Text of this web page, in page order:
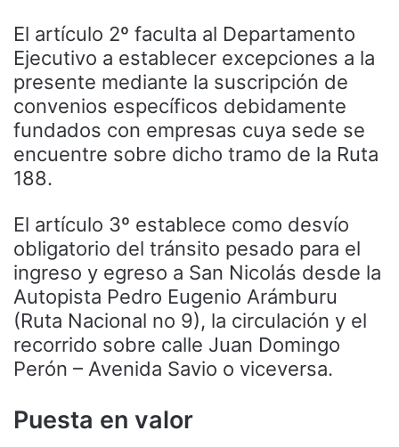
El artículo 2º faculta al Departamento
Ejecutivo a establecer excepciones a la
presente mediante la suscripción de
convenios específicos debidamente
fundados con empresas cuya sede se
encuentre sobre dicho tramo de la Ruta
188.
El artículo 3º establece como desvío
obligatorio del tránsito pesado para el
ingreso y egreso a San Nicolás desde la
Autopista Pedro Eugenio Arámburu
(Ruta Nacional no 9), la circulación y el
recorrido sobre calle Juan Domingo
Perón – Avenida Savio o viceversa.
Puesta en valor